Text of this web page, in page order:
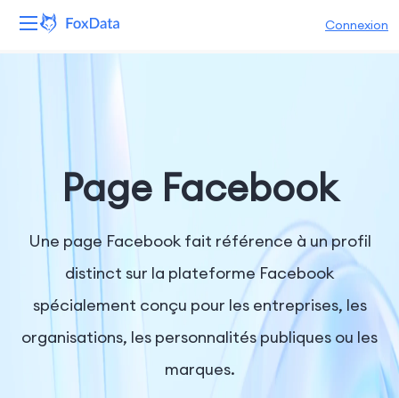
Connexion
Solutions
Ressources
Entreprise
Page Facebook
Une page Facebook fait référence à un profil
distinct sur la plateforme Facebook
spécialement conçu pour les entreprises, les
organisations, les personnalités publiques ou les
marques.